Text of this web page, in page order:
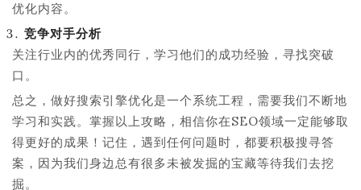
优化内容。
竞争对手分析
关注行业内的优秀同行，学习他们的成功经验，寻找突破
口。
总之，做好搜索引擎优化是一个系统工程，需要我们不断地
学习和实践。掌握以上攻略，相信你在SEO领域一定能够取
得更好的成果！记住，遇到任何问题时，都要积极搜寻答
案，因为我们身边总有很多未被发掘的宝藏等待我们去挖
掘。